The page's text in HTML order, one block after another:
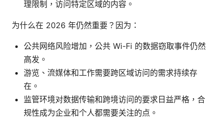
理限制，访问特定区域的内容。
为什么在 2026 年仍然重要？因为：
公共网络风险增加，公共 Wi-Fi 的数据窃取事件仍然
高发。
游览、流媒体和工作需要跨区域访问的需求持续存
在。
监管环境对数据传输和跨境访问的要求日益严格，合
规性成为企业和个人都需要关注的点。